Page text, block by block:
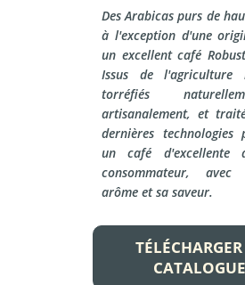
Des Arabicas purs de
à l'exception d'une
un excellent café
Issus de l'agriculture
torréfiés
artisanalement, et
dernières
un café d'excellente
consommateur,
arôme et sa saveur.
CATALOGUE